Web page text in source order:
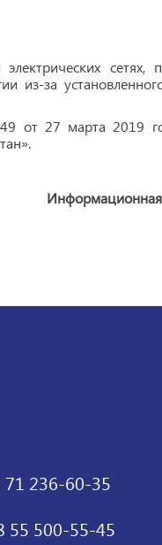
сетях,
из-за
от 27 марта 2019
71 236-60-35
55 500-55-45